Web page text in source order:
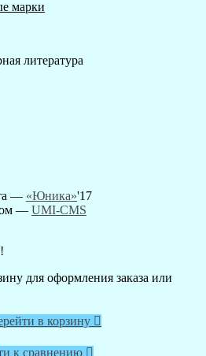
марки
литература
— «Юника»'17
— UMI-CMS
для оформления заказа или
в корзину 
к сравнению 